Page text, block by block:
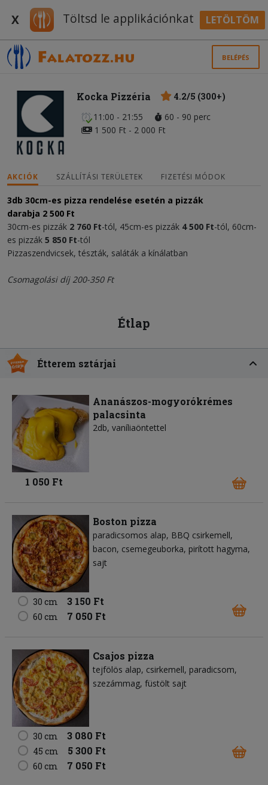
X Töltsd le applikációnkat LETÖLTÖM
BELÉPÉS
Kocka Pizzéria
4.2/5 (300+)
11:00 - 21:55
60 - 90 perc
1 500 Ft - 2 000 Ft
AKCIÓK SZÁLLÍTÁSI TERÜLETEK FIZETÉSI MÓDOK
3db 30cm-es pizza rendelése esetén a pizzák
darabja 2 500 Ft
30cm-es pizzák 2 760 Ft-tól, 45cm-es pizzák 4 500 Ft-tól, 60cm-
es pizzák 5 850 Ft-tól
Pizzaszendvicsek, tészták, saláták a kínálatban
Csomagolási díj 200-350 Ft
Étlap
Étterem sztárjai
Ananászos-mogyorókrémes
palacsinta
2db, vaníliaöntettel
1 050 Ft
Boston pizza
paradicsomos alap BBQ csirkemell
bacon csemegeuborka pirított hagyma
sajt
30 cm 3 150 Ft
60 cm 7 050 Ft
Csajos pizza
tejfölös alap csirkemell paradicsom
szezámmag füstölt sajt
30 cm 3 080 Ft
45 cm 5 300 Ft
60 cm 7 050 Ft